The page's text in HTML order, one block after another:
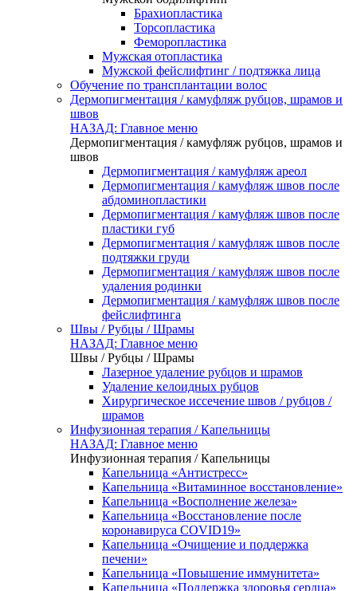
Брахиопластика
Торсопластика
Феморопластика
Мужская отопластика
Мужской фейслифтинг / подтяжка лица
Обучение по трансплантации волос
Дермопигментация / камуфляж рубцов, шрамов и
швов
НАЗАД: Главное меню
Дермопигментация / камуфляж рубцов, шрамов и
швов
Дермопигментация / камуфляж ареол
Дермопигментация / камуфляж швов после
абдоминопластики
Дермопигментация / камуфляж швов после
пластики губ
Дермопигментация / камуфляж швов после
подтяжки груди
Дермопигментация / камуфляж швов после
удаления родинки
Дермопигментация / камуфляж швов после
фейслифтинга
Швы / Рубцы / Шрамы
НАЗАД: Главное меню
Швы / Рубцы / Шрамы
Лазерное удаление рубцов и шрамов
Удаление келоидных рубцов
Хирургическое иссечение швов / рубцов /
шрамов
Инфузионная терапия / Капельницы
НАЗАД: Главное меню
Инфузионная терапия / Капельницы
Капельница «Антистресс»
Капельница «Витаминное восстановление»
Капельница «Восполнение железа»
Капельница «Восстановление после
коронавируса COVID19»
Капельница «Очищение и поддержка
печени»
Капельница «Повышение иммунитета»
Капельница «Поддержка здоровья сердца»